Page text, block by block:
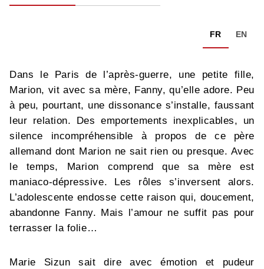
FR EN
Dans le Paris de l’après-guerre, une petite fille,
Marion, vit avec sa mère, Fanny, qu’elle adore. Peu
à peu, pourtant, une dissonance s’installe, faussant
leur relation. Des emportements inexplicables, un
silence incompréhensible à propos de ce père
allemand dont Marion ne sait rien ou presque. Avec
le temps, Marion comprend que sa mère est
maniaco-dépressive. Les rôles s’inversent alors.
L’adolescente endosse cette raison qui, doucement,
abandonne Fanny. Mais l’amour ne suffit pas pour
terrasser la folie…
Marie Sizun sait dire avec émotion et pudeur